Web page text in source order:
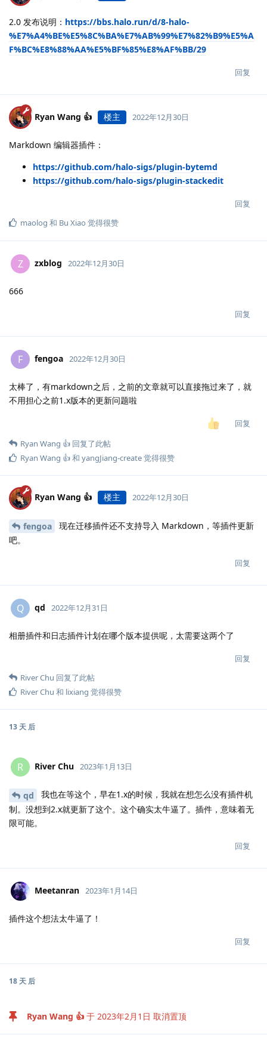
2.0 发布说明： https://bbs.halo.run/d/8-halo-
%E7%A4%BE%E5%8C%BA%E7%AB%99%E7%82%B9%E5%A
F%BC%E8%88%AA%E5%BF%85%E8%AF%BB/29
回复
Ryan Wang 👍 楼主 2022年12月30日
Markdown 编辑器插件：
https://github.com/halo-sigs/plugin-bytemd
https://github.com/halo-sigs/plugin-stackedit
回复
maolog 和 Bu Xiao 觉得很赞
Z zxblog 2022年12月30日
666
回复
F fengoa 2022年12月30日
太棒了，有markdown之后，之前的文章就可以直接拖过来了，就
不用担心之前1.x版本的更新问题啦
回复
Ryan Wang 👍 回复了此帖
Ryan Wang 👍和 yangJiang-create觉得很赞
Ryan Wang 👍 楼主 2022年12月30日
fengoa
现在迁移插件还不支持导入 Markdown，等插件更新
吧。
回复
Q qd 2022年12月31日
相册插件和日志插件计划在哪个版本提供呢，太需要这两个了
回复
River Chu 回复了此帖
River Chu 和 lixiang 觉得很赞
13 天 后
R River Chu 2023年1月13日
qd
我也在等这个，早在1.x的时候，我就在想怎么没有插件机
制。没想到2.x就更新了这个。这个确实太牛逼了。插件，意味着无
限可能。
回复
Meetanran 2023年1月14日
插件这个想法太牛逼了！
回复
18 天 后
Ryan Wang 👍 于 2023年2月1日 取消置顶